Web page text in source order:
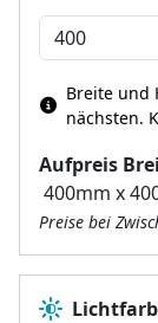
Aufpreis
Breite und
nächsten.
Preise bei